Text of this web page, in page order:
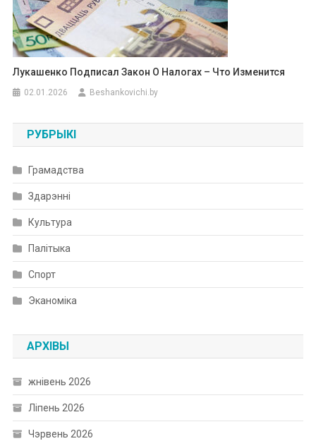
Лукашенко Подписал Закон О Налогах – Что Изменится
02.01.2026 Beshankovichi.by
РУБРЫКІ
Грамадства
Здарэнні
Культура
Палітыка
Спорт
Эканоміка
АРХІВЫ
жнівень 2026
Ліпень 2026
Чэрвень 2026